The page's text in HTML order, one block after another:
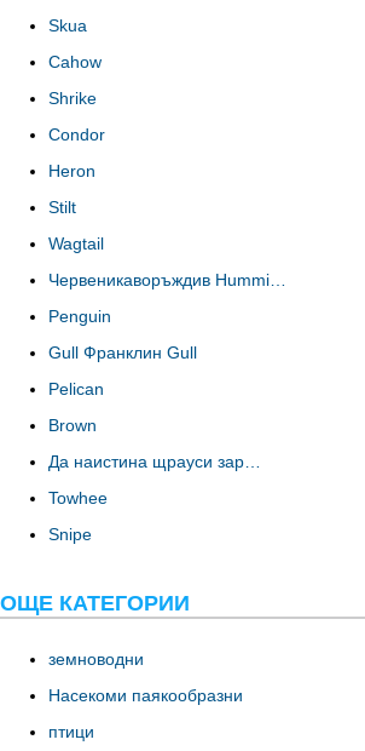
Skua
Cahow
Shrike
Condor
Heron
Stilt
Wagtail
Червеникаворъждив Hummi…
Penguin
Gull Франклин Gull
Pelican
Brown
Да наистина щрауси зар…
Towhee
Snipe
ОЩЕ КАТЕГОРИИ
земноводни
Насекоми паякообразни
птици